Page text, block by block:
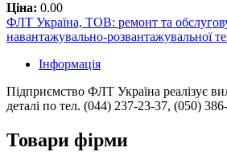
Ціна: 0.00
ФЛТ Україна, ТОВ: ремонт та
навантажувально-розвантажувальної
Інформація
Підприємство ФЛТ Україна реалізує
деталі по тел. (044) 237-23-37, (050)
Товари фірми